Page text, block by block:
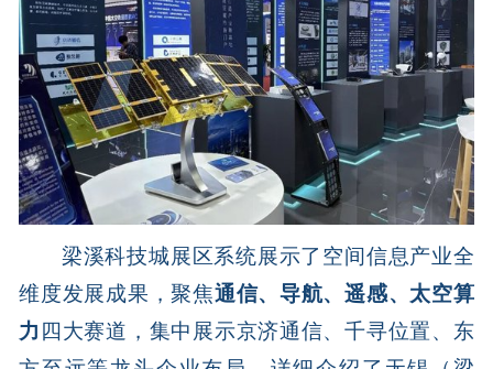
梁溪科技城展区系统展示了空间信息产业全
维度发展成果，聚焦通信、导航、遥感、太空算
力 四大赛道，集中展示京济通信、千寻位置、东